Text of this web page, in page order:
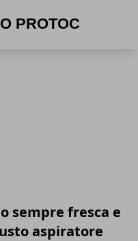
sempre fresca e
aspiratore